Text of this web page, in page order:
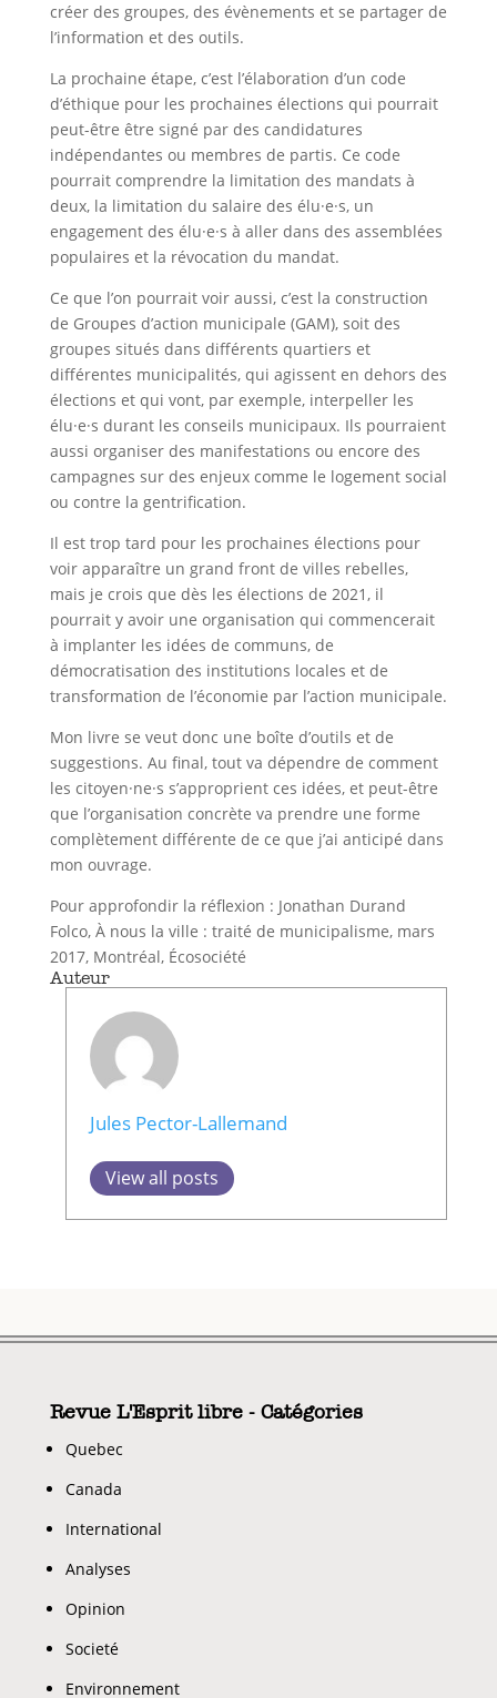
créer des groupes, des évènements et se partager de
l’information et des outils.
La prochaine étape, c’est l’élaboration d’un code
d’éthique pour les prochaines élections qui pourrait
peut-être être signé par des candidatures
indépendantes ou membres de partis. Ce code
pourrait comprendre la limitation des mandats à
deux, la limitation du salaire des élu·e·s, un
engagement des élu·e·s à aller dans des assemblées
populaires et la révocation du mandat.
Ce que l’on pourrait voir aussi, c’est la construction
de Groupes d’action municipale (GAM), soit des
groupes situés dans différents quartiers et
différentes municipalités, qui agissent en dehors des
élections et qui vont, par exemple, interpeller les
élu·e·s durant les conseils municipaux. Ils pourraient
aussi organiser des manifestations ou encore des
campagnes sur des enjeux comme le logement social
ou contre la gentrification.
Il est trop tard pour les prochaines élections pour
voir apparaître un grand front de villes rebelles,
mais je crois que dès les élections de 2021, il
pourrait y avoir une organisation qui commencerait
à implanter les idées de communs, de
démocratisation des institutions locales et de
transformation de l’économie par l’action municipale.
Mon livre se veut donc une boîte d’outils et de
suggestions. Au final, tout va dépendre de comment
les citoyen·ne·s s’approprient ces idées, et peut-être
que l’organisation concrète va prendre une forme
complètement différente de ce que j’ai anticipé dans
mon ouvrage.
Pour approfondir la réflexion : Jonathan Durand
Folco, À nous la ville : traité de municipalisme, mars
2017, Montréal, Écosociété
Auteur
Jules Pector-Lallemand
View all posts
Revue L'Esprit libre - Catégories
Quebec
Canada
International
Analyses
Opinion
Societé
Environnement